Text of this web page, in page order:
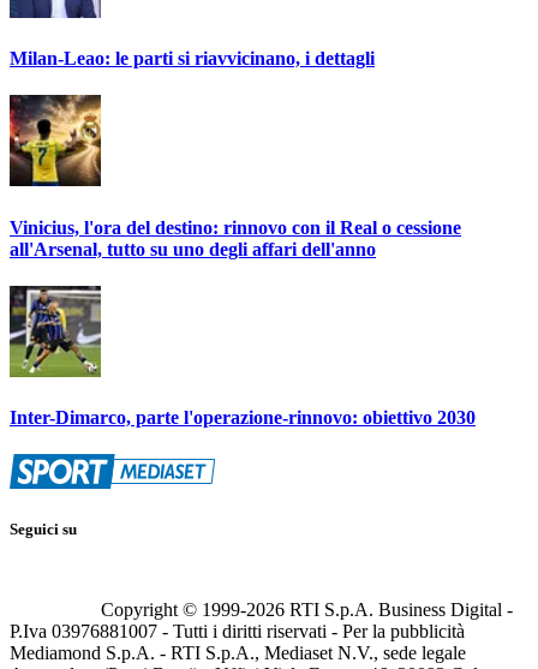
Milan-Leao: le parti si riavvicinano, i dettagli
Vinicius, l'ora del destino: rinnovo con il Real o cessione
all'Arsenal, tutto su uno degli affari dell'anno
Inter-Dimarco, parte l'operazione-rinnovo: obiettivo 2030
Seguici su
Copyright © 1999-2026 RTI S.p.A. Business Digital -
P.Iva 03976881007 - Tutti i diritti riservati - Per la pubblicità
Mediamond S.p.A. - RTI S.p.A., Mediaset N.V., sede legale